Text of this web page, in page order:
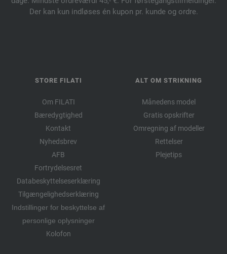
Der kan kun indløses én kupon pr. kunde og ordre.
STORE FILATI
Om FILATI
Bæredygtighed
Kontakt
Nyhedsbrev
AFB
Fortrydelsesret
Databeskyttelseserklæring
Tilgængelighedserklæring
Indstillinger for beskyttelse af
personlige oplysninger
Kolofon
ALT OM STRIKNING
Månedens model
Gratis opskrifter
Omregning af modeller
Rettelser
Plejetips